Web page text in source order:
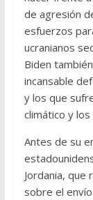
de agresión
esfuerzos
ucranianos
Biden
incansable
y los que
climático y
Antes de su
Jordania, que
sobre el envío